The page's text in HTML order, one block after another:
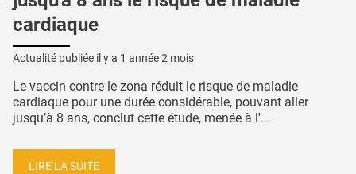
cardiaque
Actualité publiée il y a 1 année 2 mois
Le vaccin contre le zona réduit le risque de maladie
cardiaque pour une durée considérable, pouvant aller
jusqu’à 8 ans, conclut cette étude, menée à l'...
LIRE LA SUITE